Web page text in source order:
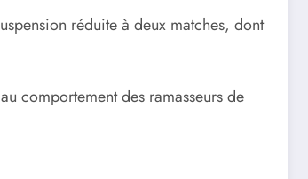
réduite à deux matches, dont
comportement des ramasseurs de